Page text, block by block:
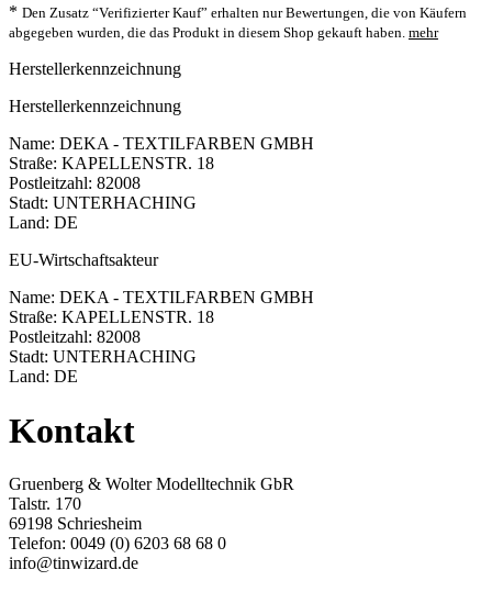
* Den Zusatz “Verifizierter Kauf” erhalten nur Bewertungen, die von Käufern
abgegeben wurden, die das Produkt in diesem Shop gekauft haben. mehr
Herstellerkennzeichnung
Herstellerkennzeichnung
Name: DEKA - TEXTILFARBEN GMBH
Straße: KAPELLENSTR. 18
Postleitzahl: 82008
Stadt: UNTERHACHING
Land: DE
EU-Wirtschaftsakteur
Name: DEKA - TEXTILFARBEN GMBH
Straße: KAPELLENSTR. 18
Postleitzahl: 82008
Stadt: UNTERHACHING
Land: DE
Kontakt
Gruenberg & Wolter Modelltechnik GbR
Talstr. 170
69198 Schriesheim
Telefon: 0049 (0) 6203 68 68 0
info@tinwizard.de